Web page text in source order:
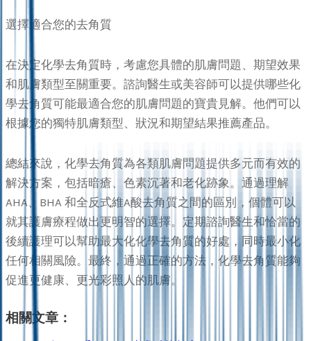
選擇適合您的去角質
在決定化學去角質時，考慮您具體的肌膚問題、期望效果
和肌膚類型至關重要。諮詢醫生或美容師可以提供哪些化
學去角質可能最適合您的肌膚問題的寶貴見解。他們可以
根據您的獨特肌膚類型、狀況和期望結果推薦產品。
總結來說，化學去角質為各類肌膚問題提供多元而有效的
解決方案，包括暗瘡、色素沉著和老化跡象。通過理解
AHA、BHA 和全反式維A酸去角質之間的區別，個體可以
就其護膚療程做出更明智的選擇。定期諮詢醫生和恰當的
後續護理可以幫助最大化化學去角質的好處，同時最小化
任何相關風險。最終，通過正確的方法，化學去角質能夠
促進更健康、更光彩照人的肌膚。
相關文章：